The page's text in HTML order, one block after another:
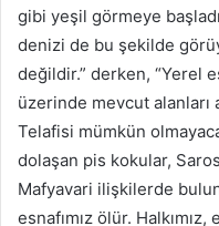
gibi yeşil görmeye
denizi de bu şekilde
değildir.” derken, “Yerel
üzerinde mevcut
Telafisi mümkün
dolaşan pis kokular,
Mafyavari ilişkilerde
esnafımız ölür.